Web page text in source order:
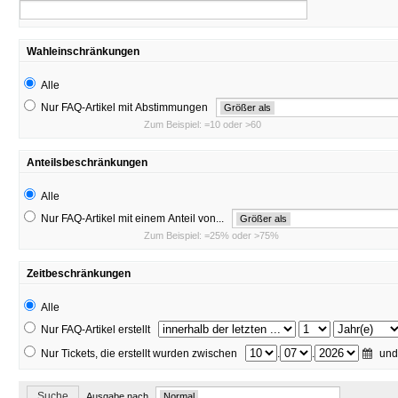
Wahleinschränkungen
Alle
Nur FAQ-Artikel mit Abstimmungen
Größer als
Zum Beispiel: =10 oder >60
Anteilsbeschränkungen
Alle
Nur FAQ-Artikel mit einem Anteil von...
Größer als
Zum Beispiel: =25% oder >75%
Zeitbeschränkungen
Alle
Nur FAQ-Artikel erstellt
Nur Tickets, die erstellt wurden zwischen
. . und